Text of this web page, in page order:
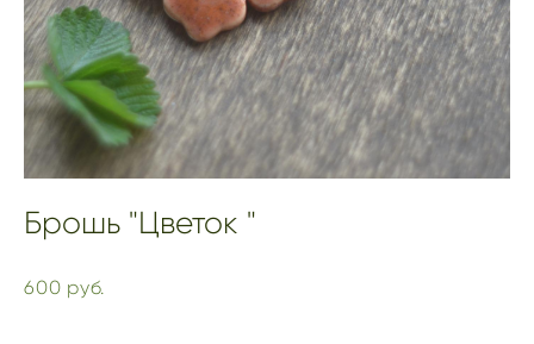
Брошь "Цветок "
600 pуб.